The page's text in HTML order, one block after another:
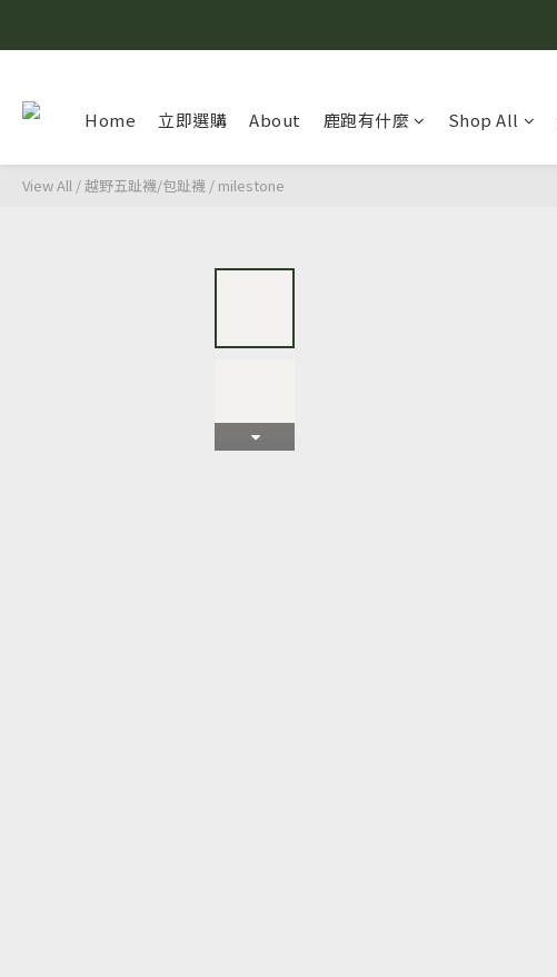
Home 立即選購 About 鹿跑有什麼 Shop All
View All /越野五趾襪/包趾襪 / milestone